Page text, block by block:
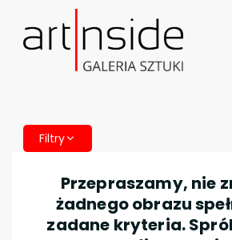
Filtry
Przepraszamy, nie
żadnego obrazu
zadane kryteria.